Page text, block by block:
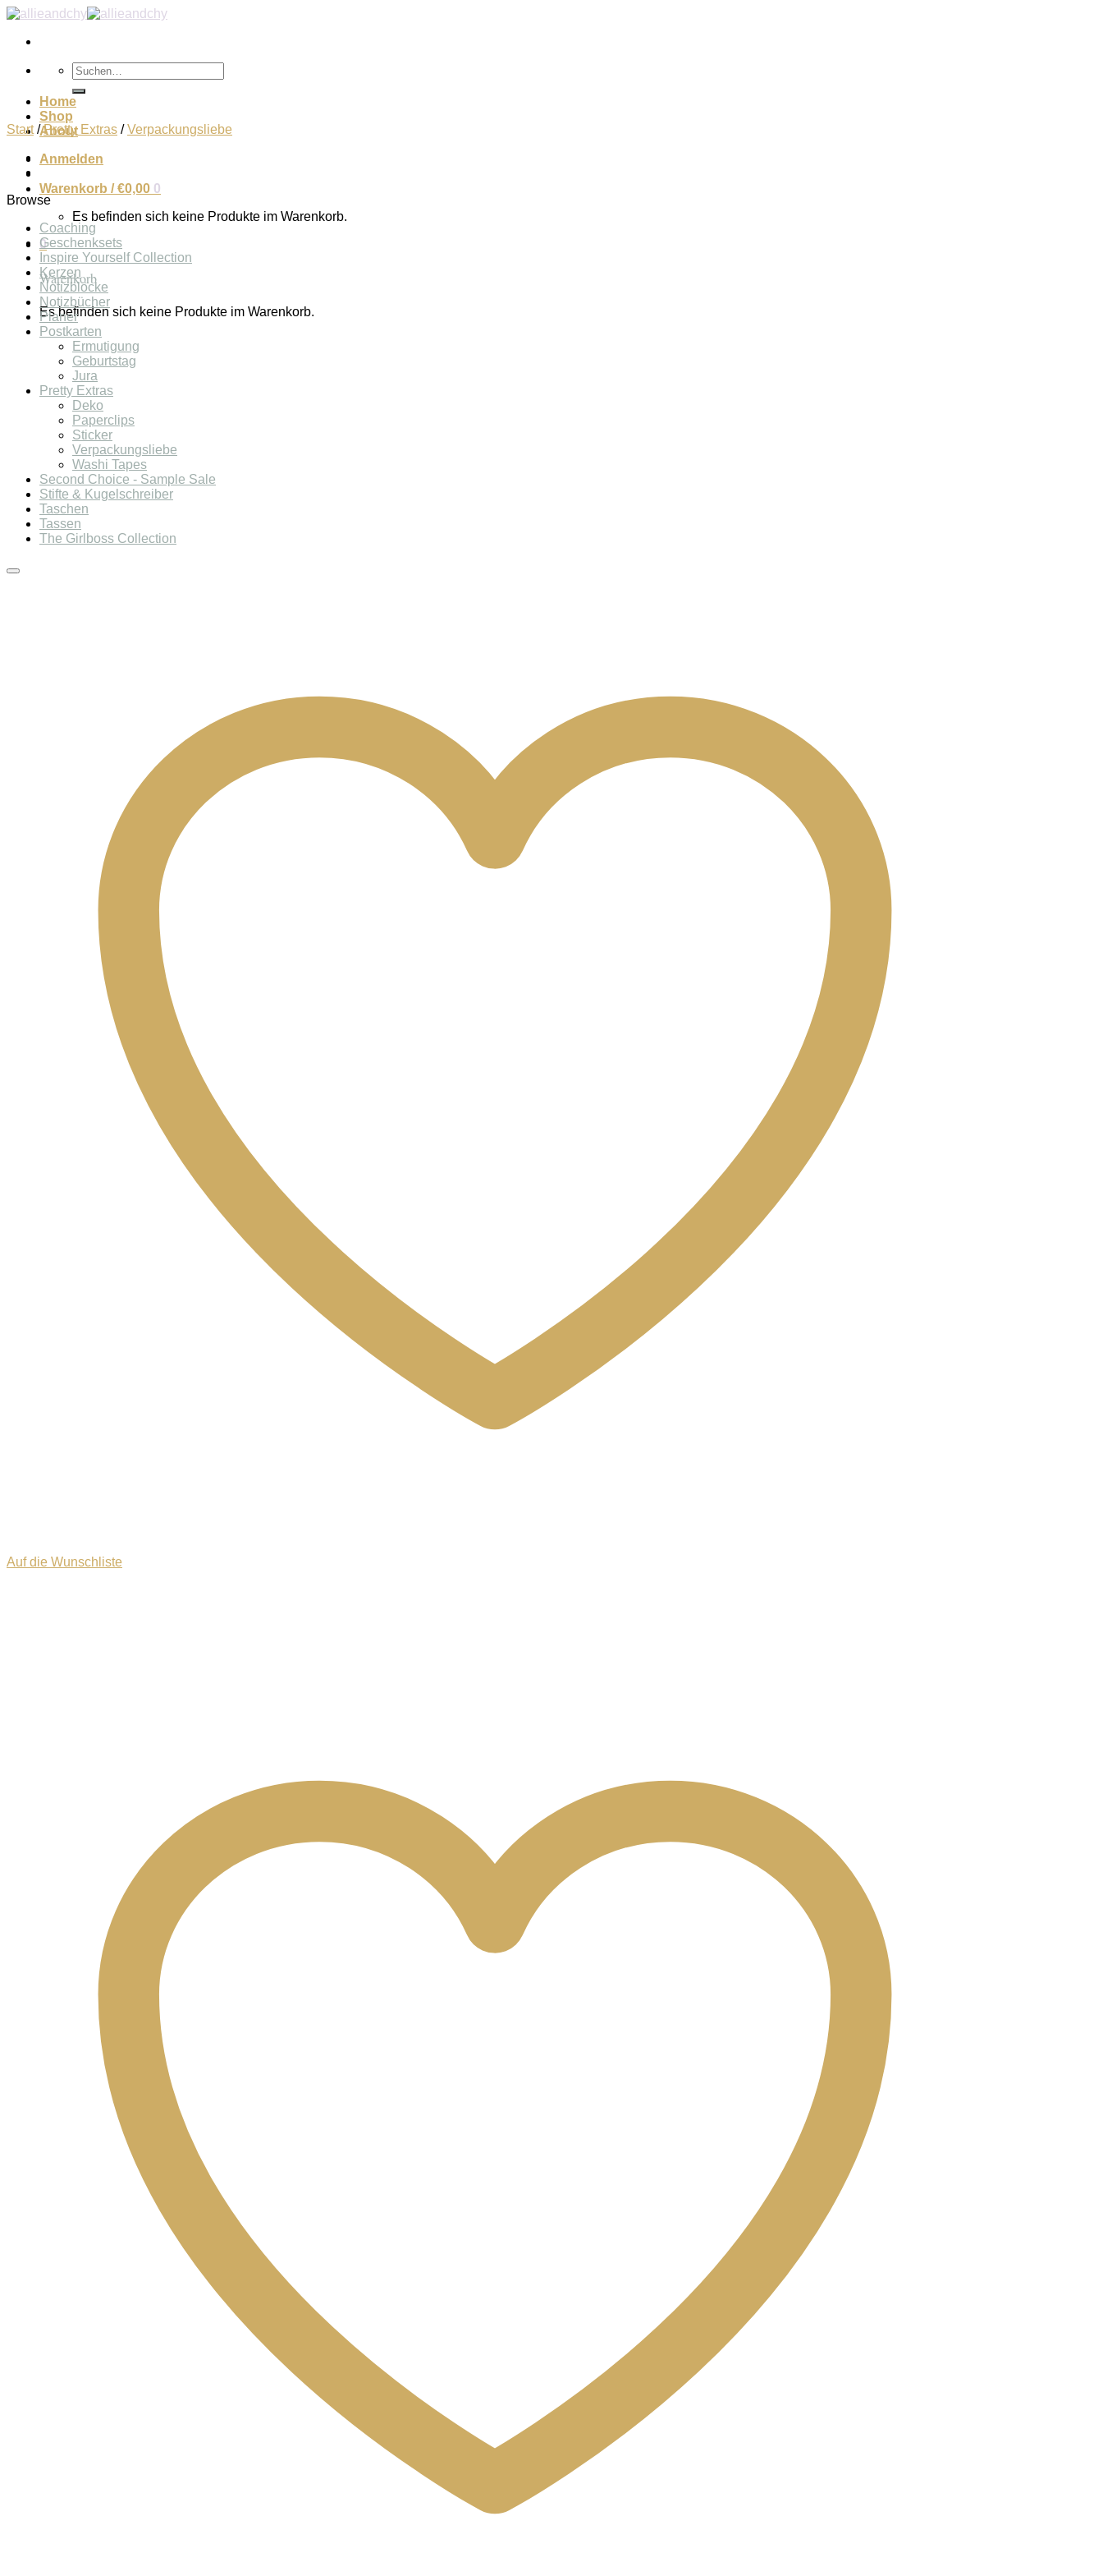
Zum
springen
Suchen
nach:
Home
Shop
About
Anmelden
Warenkorb /€0,00 0
Es befinden sich keine Produkte im Warenkorb.
0
Warenkorb
Es befinden sich keine Produkte im Warenkorb.
Start / Pretty Extras / Verpackungsliebe
Browse
Coaching
Geschenksets
Inspire Yourself Collection
Kerzen
Notizblöcke
Notizbücher
Planer
Postkarten
Ermutigung
Geburtstag
Jura
Pretty Extras
Deko
Paperclips
Sticker
Verpackungsliebe
Washi Tapes
Second Choice - Sample Sale
Stifte & Kugelschreiber
Taschen
Tassen
The Girlboss Collection
Auf die Wunschliste